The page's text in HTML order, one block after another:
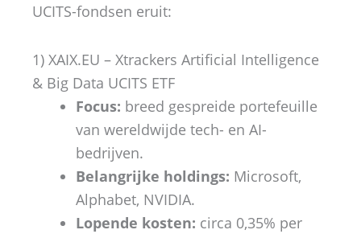
UCITS-fondsen eruit:
1) XAIX.EU – Xtrackers Artificial Intelligence
& Big Data UCITS ETF
Focus: breed gespreide portefeuille
van wereldwijde tech- en AI-
bedrijven.
Belangrijke holdings: Microsoft,
Alphabet, NVIDIA.
Lopende kosten: circa 0,35% per